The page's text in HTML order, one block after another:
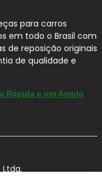
para carros
em todo o Brasil com
de reposição originais
de qualidade e
Rápida e um Amplo
Ltda.